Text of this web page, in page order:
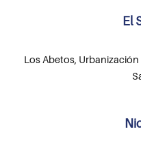
El
Los Abetos,